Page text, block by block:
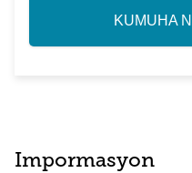
KUMUHA
Impormasyon